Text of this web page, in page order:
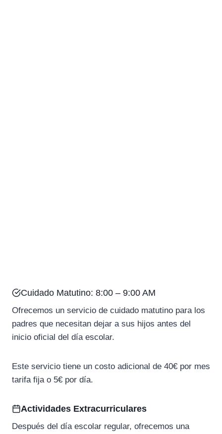
Cuidado Matutino: 8:00 – 9:00 AM
Ofrecemos un servicio de cuidado matutino para los
padres que necesitan dejar a sus hijos antes del
inicio oficial del día escolar.
Este servicio tiene un costo adicional de 40€ por mes
tarifa fija o 5€ por día.
Actividades Extracurriculares
Después del día escolar regular, ofrecemos una